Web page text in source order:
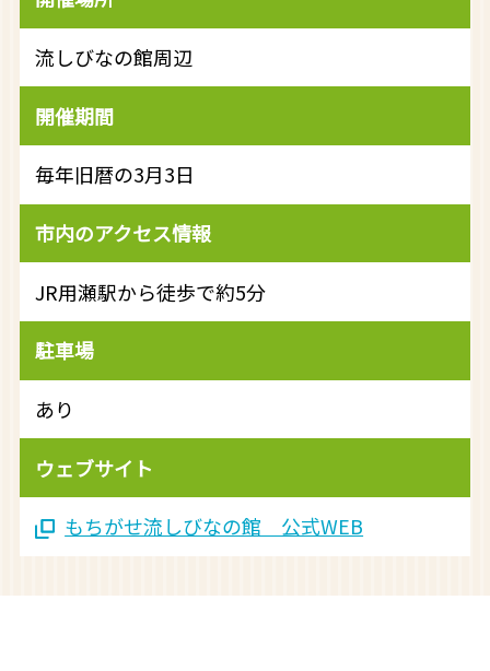
流しびなの館周辺
開催期間
毎年旧暦の3月3日
市内のアクセス情報
JR用瀬駅から徒歩で約5分
駐車場
あり
ウェブサイト
もちがせ流しびなの館 公式WEB